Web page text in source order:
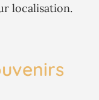
localisation.